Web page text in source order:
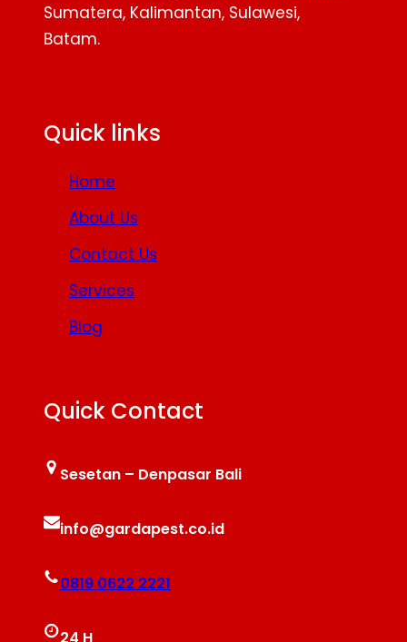
Sumatera, Kalimantan, Sulawesi,
Batam.
Quick links
Home
About Us
Contact Us
Services
Blog
Quick Contact
Sesetan – Denpasar Bali
info@gardapest.co.id
0819 0622 2221
24 H